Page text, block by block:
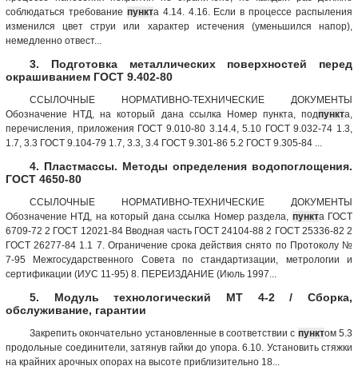
соблюдаться требование пункта 4.14. 4.16. Если в процессе распыления
изменился цвет струи или характер истечения (уменьшился напор),
немедленно отвест...
3. Подготовка металлических поверхностей перед
окрашиванием ГОСТ 9.402-80
ССЫЛОЧНЫЕ НОРМАТИВНО-ТЕХНИЧЕСКИЕ ДОКУМЕНТЫ
Обозначение НТД, на который дана ссылка Номер пункта, подпункта,
перечисления, приложения ГОСТ 9.010-80 3.14.4, 5.10 ГОСТ 9.032-74 1.3,
1.7, 3.3 ГОСТ 9.104-79 1.7, 3.3, 3.4 ГОСТ 9.301-86 5.2 ГОСТ 9.305-84 ...
4. Пластмассы. Методы определения водопоглощения.
ГОСТ 4650-80
ССЫЛОЧНЫЕ НОРМАТИВНО-ТЕХНИЧЕСКИЕ ДОКУМЕНТЫ
Обозначение НТД, на который дана ссылка Номер раздела, пункта ГОСТ
6709-72 2 ГОСТ 12021-84 Вводная часть ГОСТ 24104-88 2 ГОСТ 25336-82 2
ГОСТ 26277-84 1.1 7. Ограничение срока действия снято по Протоколу №
7-95 Межгосударственного Совета по стандартизации, метрологии и
сертификации (ИУС 11-95) 8. ПЕРЕИЗДАНИЕ (Июль 1997...
5. Модуль технологический МТ 4-2 / Сборка,
обслуживание, гарантии
Закрепить окончательно установленные в соответствии с пунктом 5.3
продольные соединители, затянув гайки до упора. 6.10. Установить стяжки
на крайних арочных опорах на высоте приблизительно 18...